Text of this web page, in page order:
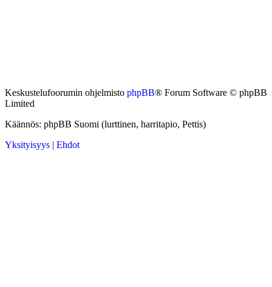
Keskustelufoorumin ohjelmisto phpBB® Forum Software © phpBB
Limited
Käännös: phpBB Suomi (lurttinen, harritapio, Pettis)
Yksityisyys | Ehdot